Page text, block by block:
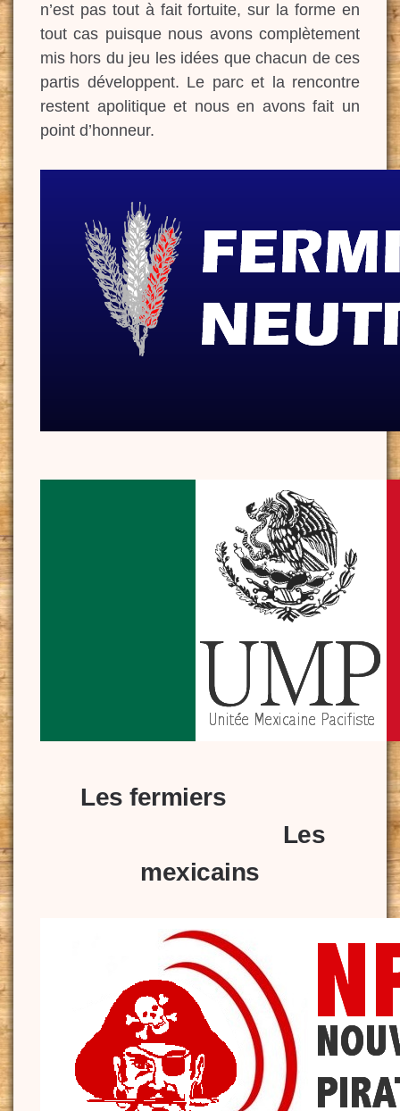
n’est pas tout à fait fortuite, sur la forme en
tout cas puisque nous avons complètement
mis hors du jeu les idées que chacun de ces
partis développent. Le parc et la rencontre
restent apolitique et nous en avons fait un
point d’honneur.
Les fermiers
Les
mexicains